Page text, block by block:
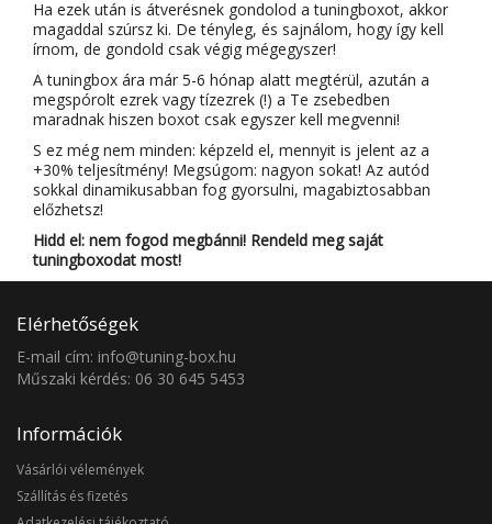
Ha ezek után is átverésnek gondolod a tuningboxot, akkor
magaddal szúrsz ki. De tényleg, és sajnálom, hogy így kell
írnom, de gondold csak végig mégegyszer!
A tuningbox ára már 5-6 hónap alatt megtérül, azután a
megspórolt ezrek vagy tízezrek (!) a Te zsebedben
maradnak hiszen boxot csak egyszer kell megvenni!
S ez még nem minden: képzeld el, mennyit is jelent az a
+30% teljesítmény! Megsúgom: nagyon sokat! Az autód
sokkal dinamikusabban fog gyorsulni, magabiztosabban
előzhetsz!
Hidd el: nem fogod megbánni! Rendeld meg saját
tuningboxodat most!
Elérhetőségek
E-mail cím: info@tuning-box.hu
Műszaki kérdés: 06 30 645 5453
Információk
Vásárlói vélemények
Szállítás és fizetés